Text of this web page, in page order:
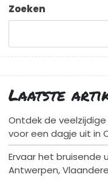
Zoeken
Laatste
Ontdek de
voor een dagje uit in
Ervaar het bruisende
Antwerpen,